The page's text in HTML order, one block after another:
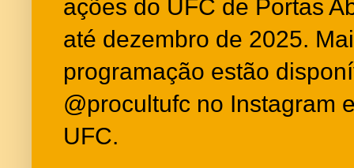
ações do UFC de Portas
até dezembro de 2025.
programação estão
@procultufc no Instagram
UFC.